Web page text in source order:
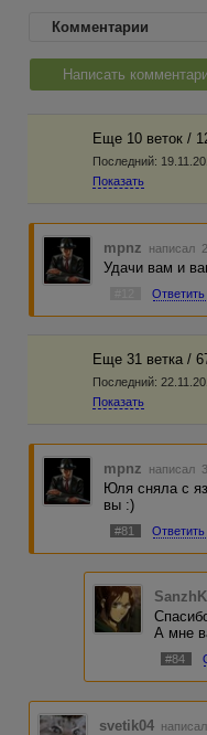
Комментарии
Написать
Еще 10 веток /
Последний:
Показать
mpnz написал
Удачи вам и
Ответить
Еще 31 ветка /
Последний:
Показать
mpnz написал
Юля сняла с
вы :)
#81 Ответить
А мне
#84
svetik04